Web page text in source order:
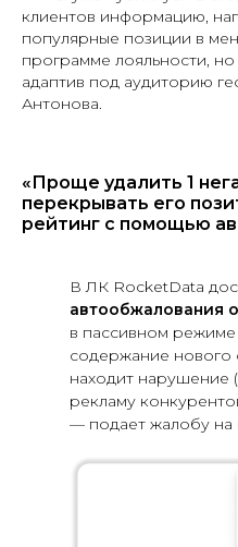
клиентов информацию,
популярные позиции в
программе лояльности,
адаптив под аудиторию
Антонова.
«Проще удалить 1
перекрывать его
рейтинг с помощью
В ЛК RocketData
автообжалования
в пассивном режиме
содержание нового
находит нарушение
рекламу
— подает жалобу на